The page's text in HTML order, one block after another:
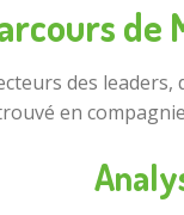
de
des
en